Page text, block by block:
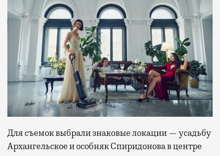
Для съемок выбрали знаковые локации — усадьбу
Архангельское и особняк Спиридонова в центре